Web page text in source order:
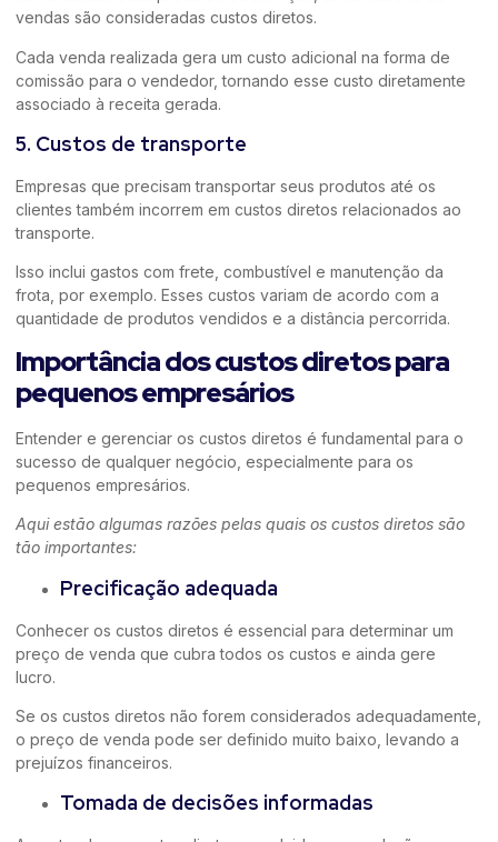
vendas são consideradas custos diretos.
Cada venda realizada gera um custo adicional na forma de
comissão para o vendedor, tornando esse custo diretamente
associado à receita gerada.
5. Custos de transporte
Empresas que precisam transportar seus produtos até os
clientes também incorrem em custos diretos relacionados ao
transporte.
Isso inclui gastos com frete, combustível e manutenção da
frota, por exemplo. Esses custos variam de acordo com a
quantidade de produtos vendidos e a distância percorrida.
Importância dos custos diretos para
pequenos empresários
Entender e gerenciar os custos diretos é fundamental para o
sucesso de qualquer negócio, especialmente para os
pequenos empresários.
Aqui estão algumas razões pelas quais os custos diretos são
tão importantes:
Precificação adequada
Conhecer os custos diretos é essencial para determinar um
preço de venda que cubra todos os custos e ainda gere
lucro.
Se os custos diretos não forem considerados adequadamente,
o preço de venda pode ser definido muito baixo, levando a
prejuízos financeiros.
Tomada de decisões informadas